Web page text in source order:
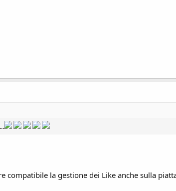
compatibile la gestione dei Like anche sulla